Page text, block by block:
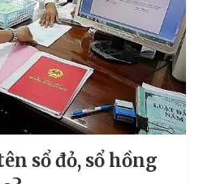
sổ đỏ, sổ hồng